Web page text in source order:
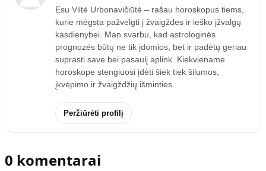
Esu Viltė Urbonavičiūtė – rašau horoskopus tiems,
kurie mėgsta pažvelgti į žvaigždes ir ieško įžvalgų
kasdienybei. Man svarbu, kad astrologinės
prognozės būtų ne tik įdomios, bet ir padėtų geriau
suprasti save bei pasaulį aplink. Kiekviename
horoskope stengiuosi įdėti šiek tiek šilumos,
įkvėpimo ir žvaigždžių išminties.
Peržiūrėti profilį
0 komentarai